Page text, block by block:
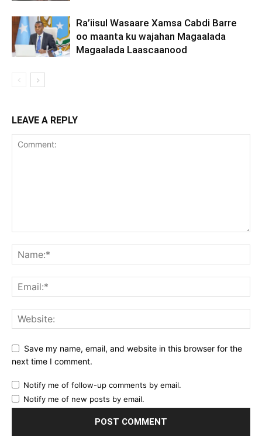
Ra’iisul Wasaare Xamsa Cabdi Barre
oo maanta ku wajahan Magaalada
Magaalada Laascaanood
LEAVE A REPLY
Save my name, email, and website in this browser for the
next time I comment.
Notify me of follow-up comments by email.
Notify me of new posts by email.